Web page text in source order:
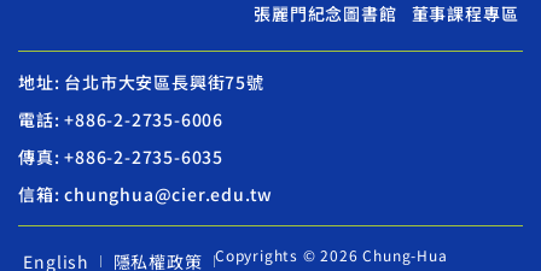
張麗門紀念圖書館
董事課程專區
地址: 台北市大安區長興街75號
電話: +886-2-2735-6006
傳真: +886-2-2735-6035
信箱: chunghua@cier.edu.tw
English 隱私權政策
Copyrights © 2026 Chung-Hua